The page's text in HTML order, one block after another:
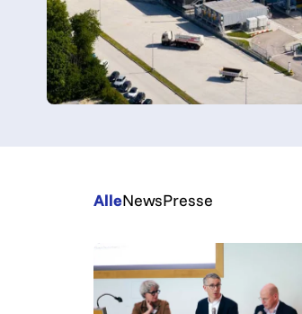
AlleNewsPresse